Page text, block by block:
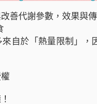
善代謝參數，效果與
自於「熱量限制」，